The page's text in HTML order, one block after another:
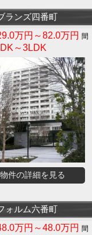
ランズ四番町
万円～82.0万円
～3LDK
物件の詳細を見る
ォルム六番町
万円～48.0万円